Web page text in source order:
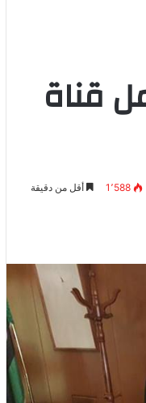
قناة
1٬588 أقل من دقيقة